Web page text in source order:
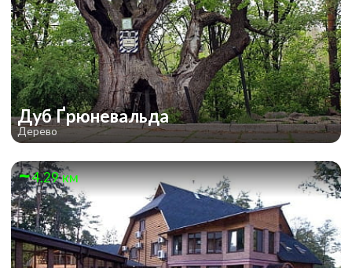
Дуб Ґрюневальда
Дерево
4.29 км